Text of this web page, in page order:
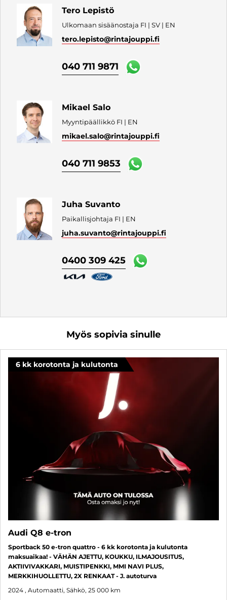
Tero Lepistö
Ulkomaan sisäänostaja FI | SV | EN
tero.lepisto@rintajouppi.fi
040 711 9871
Mikael Salo
Myyntipäällikkö FI | EN
mikael.salo@rintajouppi.fi
040 711 9853
Juha Suvanto
Paikallisjohtaja FI | EN
juha.suvanto@rintajouppi.fi
0400 309 425
Myös sopivia sinulle
6 kk korotonta ja kulutonta
Audi Q8 e-tron
Sportback 50 e-tron quattro - 6 kk korotonta ja kulutonta
maksuaikaa! - VÄHÄN AJETTU, KOUKKU, ILMAJOUSITUS,
AKTIIVIVAKKARI, MUISTIPENKKI, MMI NAVI PLUS,
MERKKIHUOLLETTU, 2X RENKAAT - J. autoturva
2024 , Automaatti, Sähkö, 25 000 km